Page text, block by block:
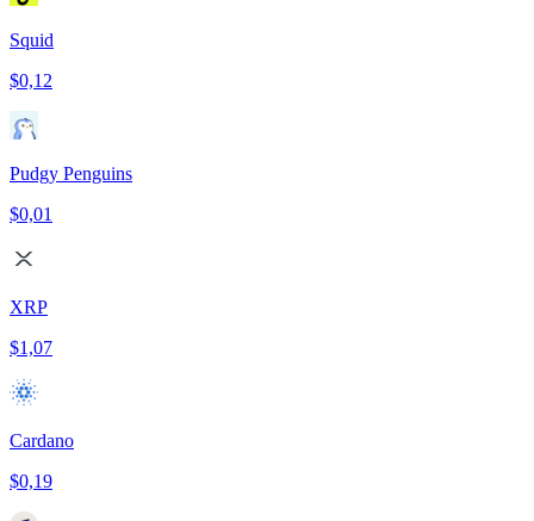
Squid
$0,12
Pudgy Penguins
$0,01
XRP
$1,07
Cardano
$0,19